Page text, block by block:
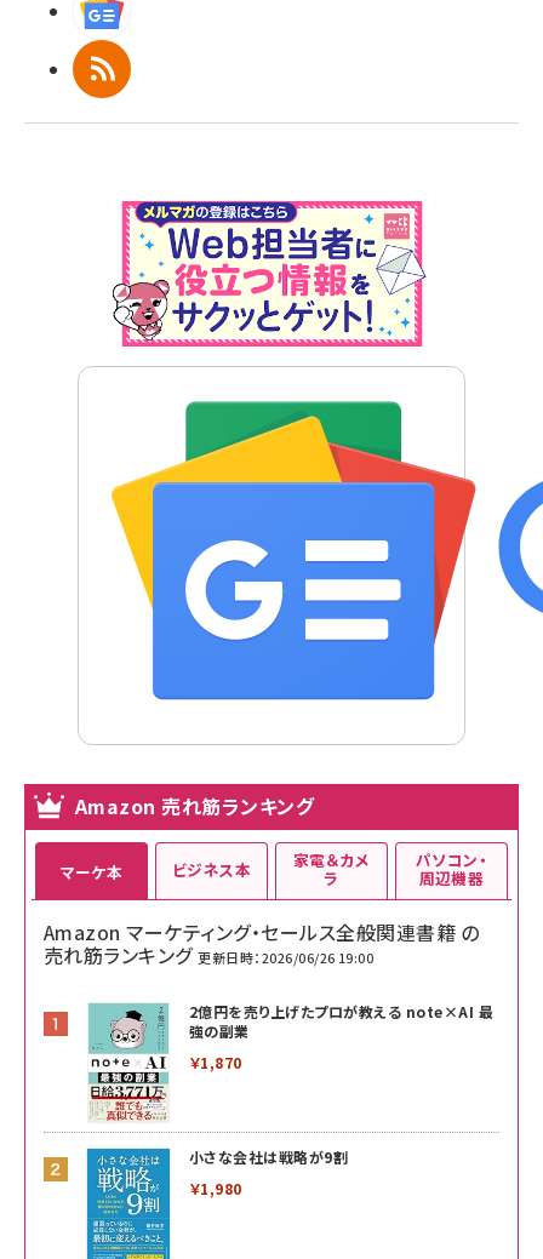
RSS
Amazon 売れ筋ランキング
マーケ本
Amazon マーケティング・セールス全般関連書籍 の
売れ筋ランキング 更新日時：2026/06/26 19:00
2億円を売り上げたプロが教える note×AI 最
強の副業
￥1,870
小さな会社は戦略が9割
￥1,980
ビジネス本 家電＆カメ
ラ
パソコン・
周辺機器